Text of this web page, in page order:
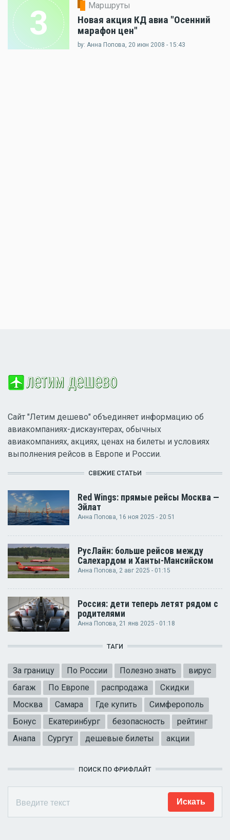
3 Маршруты
Новая акция КД авиа "Осенний
марафон цен"
by: Анна Попова, 20 июн 2008 - 15:43
Сайт "Летим дешево" объединяет информацию об
авиакомпаниях-дискаунтерах, обычных
авиакомпаниях, акциях, ценах на билеты и условиях
выполнения рейсов в Европе и России.
СВЕЖИЕ СТАТЬИ
Red Wings: прямые рейсы Москва —
Эйлат
Анна Попова, 16 ноя 2025 - 20:51
РусЛайн: больше рейсов между
Салехардом и Ханты-Мансийском
Анна Попова , 2 авг 2025 - 01:15
Россия: дети теперь летят рядом с
родителями
Анна Попова, 21 янв 2025 - 01:18
ТАГИ
За границу По России Полезно знать
вирус
багаж
По Европе распродажа
Скидки
Москва
Самара Где купить
Симферополь
Бонус
Екатеринбург безопасность
рейтинг
Анапа
Сургут дешевые билеты акции
ПОИСК ПО ФРИФЛАЙТ